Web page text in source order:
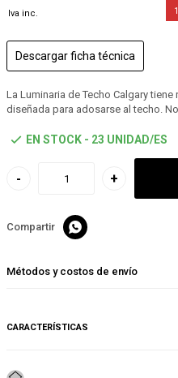
Descargar ficha técnica
La Luminaria de Techo Calgary
diseñada para adosarse al techo.
EN STOCK - 23 UNIDAD/ES
- +

Métodos y costos de envío
CARACTERÍSTICAS